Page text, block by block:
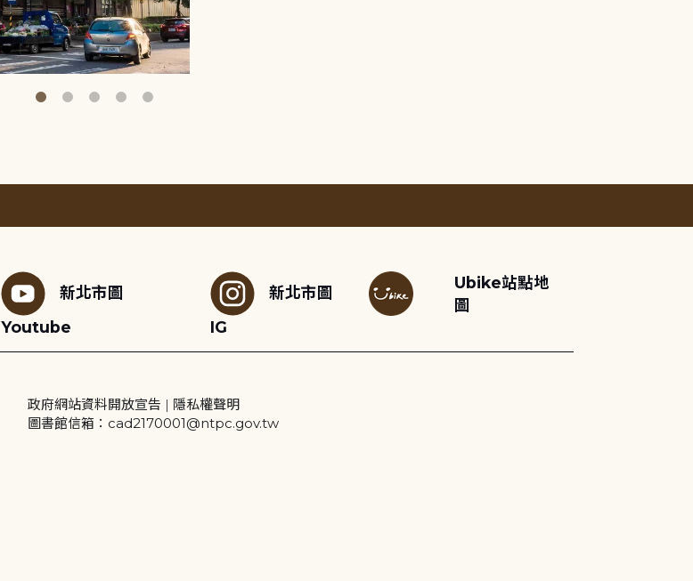
新北市圖
Youtube
新北市圖
IG
Ubike站點地
圖
政府網站資料開放宣告 | 隱私權聲明
圖書館信箱：cad2170001@ntpc.gov.tw